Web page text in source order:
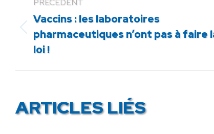
PRÉCÉDENT
Article
précédent
:
Vaccins : les laboratoires
pharmaceutiques n’ont pas à faire
loi !
ARTICLES LIÉS